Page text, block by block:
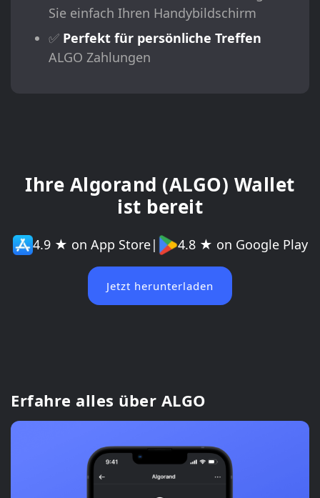
Sie einfach Ihren Handybildschirm
✅ Perfekt für persönliche Treffen
ALGO Zahlungen
Ihre Algorand (ALGO) Wallet
ist bereit
4.9 ★ on App Store| 4.8 ★ on Google Play
Jetzt herunterladen
Erfahre alles über ALGO